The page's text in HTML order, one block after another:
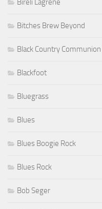
Bireli Lagrene
Bitches Brew Beyond
Black Country Communion
Blackfoot
Bluegrass
Blues
Blues Boogie Rock
Blues Rock
Bob Seger